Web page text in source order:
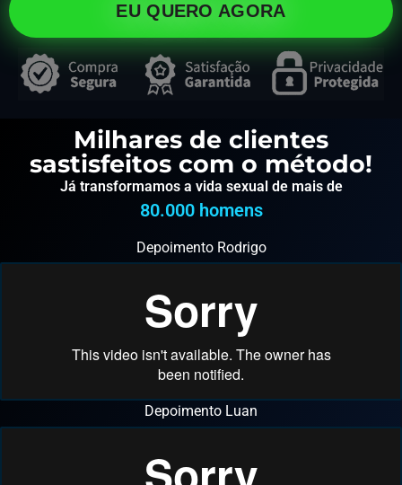
EU QUERO AGORA
Milhares de clientes
sastisfeitos com o método!
Já transformamos a vida sexual de mais de
80.000 homens
Depoimento Rodrigo
Depoimento Luan